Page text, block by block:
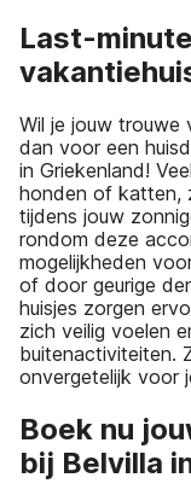
Last-
Wil je jouw trouwe
dan voor een
in Griekenland!
honden of katten,
tijdens jouw
rondom deze
mogelijkheden
of door geurige
huisjes zorgen
zich veilig voelen
buitenactiviteiten.
onvergetelijk voor
Boek nu
bij Belvilla